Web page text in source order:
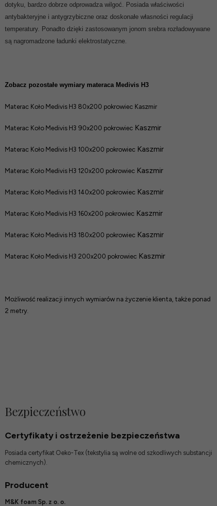
dotyku, bardzo dobrze odprowadza wilgoć. Posiada właściwości
antybakteryjne i antygrzybiczne oraz doskonałe własności regulacji
temperatury. Ponadto dzięki zastosowanym jonom srebra rozładowywane
są nagromadzone ładunki elektrostatyczne.
Zobacz pozostałe wymiary materaca Medivis H3
Materac Koło Medivis H3 80x200 pokrowiec Kaszmir
Materac Koło Medivis H3 90x200 pokrowiec Kaszmir
Materac Koło Medivis H3 100x200 pokrowiec Kaszmir
Materac Koło Medivis H3 120x200 pokrowiec Kaszmir
Materac Koło Medivis H3 140x200 pokrowiec Kaszmir
Materac Koło Medivis H3 160x200 pokrowiec Kaszmir
Materac Koło Medivis H3 180x200 pokrowiec Kaszmir
Materac Koło Medivis H3 200x200 pokrowiec Kaszmir
Możliwość realizacji innych wymiarów na życzenie klienta, także ponad
2 metry.
Bezpieczeństwo
Certyfikaty i ostrzeżenie bezpieczeństwa
Posiada certyfikat Oeko-Tex (tekstylia są wolne od szkodliwych substancji
chemicznych).
Producent
M&K foam Sp. z o. o.